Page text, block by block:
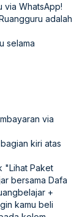
via WhatsApp!
adalah
selama
via
kiri atas
"Lihat Paket
bersama Dafa
+
kamu beli